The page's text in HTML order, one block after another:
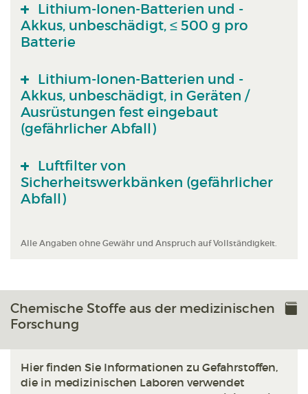
Lithium-Ionen-Batterien und -
Akkus, unbeschädigt, ≤ 500 g pro
Batterie
Lithium-Ionen-Batterien und -
Akkus, unbeschädigt, in Geräten /
Ausrüstungen fest eingebaut
(gefährlicher Abfall)
Luftfilter von
Sicherheitswerkbänken (gefährlicher
Abfall)
Alle Angaben ohne Gewähr und Anspruch auf Vollständigkeit.
Chemische Stoffe aus der medizinischen
Forschung
Hier finden Sie Informationen zu Gefahrstoffen,
die in medizinischen Laboren verwendet